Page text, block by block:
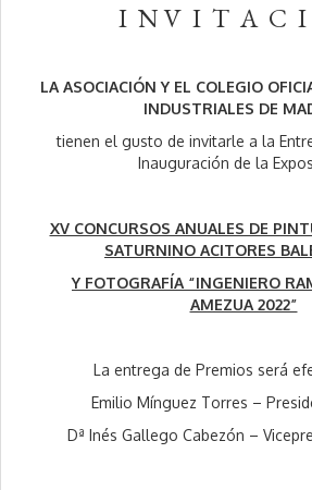
I N V I T A C
LA ASOCIACIÓN Y EL COLEGIO
INDUSTRIALES DE
tienen el gusto de invitarle a la
Inauguración de la
XV CONCURSOS ANUALES DE
SATURNINO ACITORES
Y FOTOGRAFÍA “INGENIERO
AMEZUA 2022”
La entrega de Premios será
Emilio Mínguez Torres –
Dª Inés Gallego Cabezón –